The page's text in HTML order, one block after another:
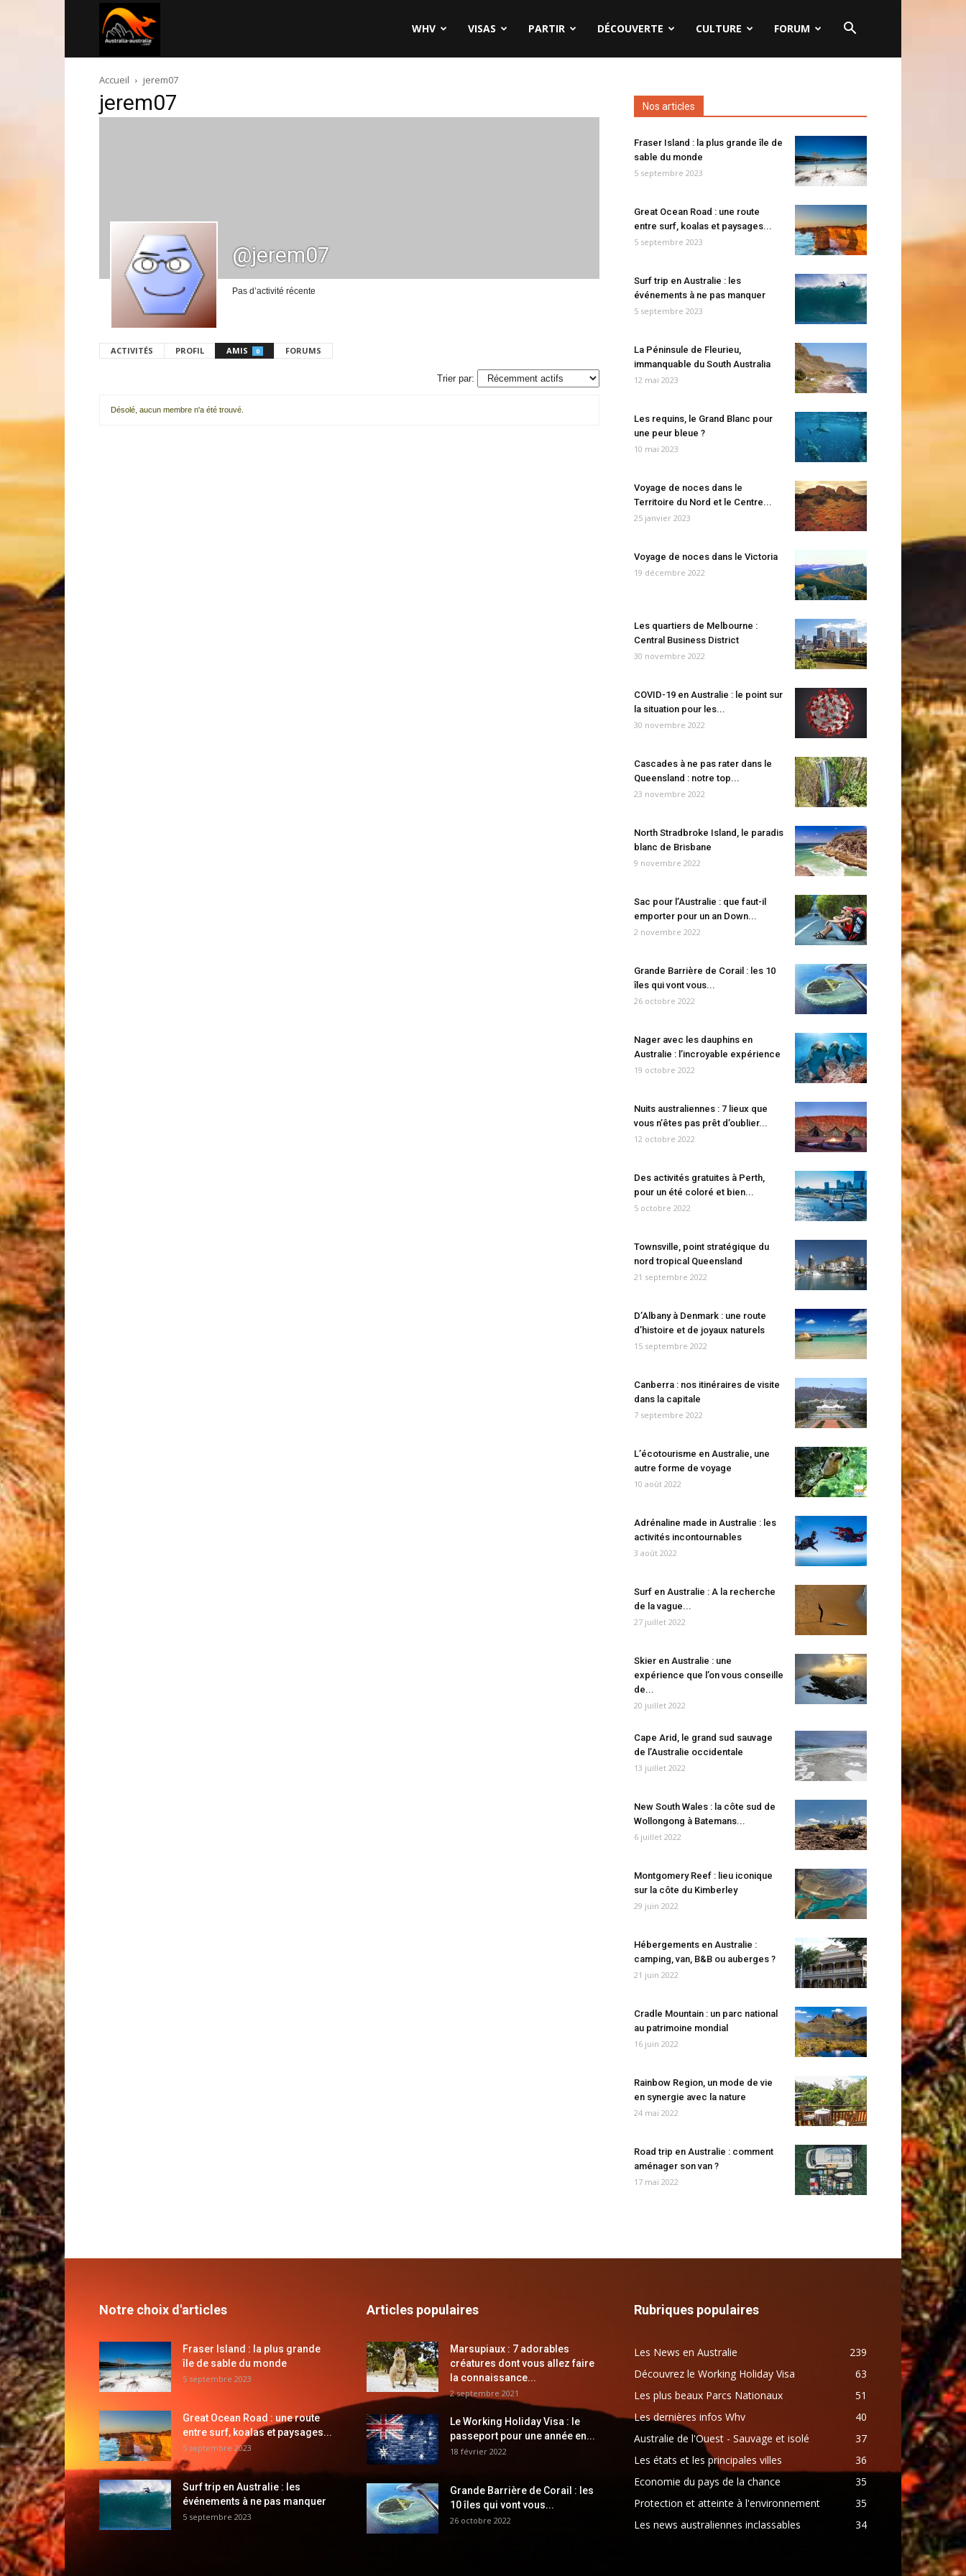
australie.com
WHV VISAS PARTIR DÉCOUVERTE CULTURE FORUM
Accueil jerem07
jerem07
@jerem07
Pas d’activité récente
ACTIVITÉS PROFIL AMIS 0 FORUMS
Trier par:
Désolé, aucun membre n'a été trouvé.
Nos articles
Fraser Island : la plus grande île de
sable du monde
5 septembre 2023
Great Ocean Road : une route
entre surf, koalas et paysages...
5 septembre 2023
Surf trip en Australie : les
événements à ne pas manquer
5 septembre 2023
La Péninsule de Fleurieu,
immanquable du South Australia
12 mai 2023
Les requins, le Grand Blanc pour
une peur bleue ?
10 mai 2023
Voyage de noces dans le
Territoire du Nord et le Centre...
25 janvier 2023
Voyage de noces dans le Victoria
19 décembre 2022
Les quartiers de Melbourne :
Central Business District
30 novembre 2022
COVID-19 en Australie : le point sur
la situation pour les...
30 novembre 2022
Cascades à ne pas rater dans le
Queensland : notre top...
23 novembre 2022
North Stradbroke Island, le paradis
blanc de Brisbane
9 novembre 2022
Sac pour l’Australie : que faut-il
emporter pour un an Down...
2 novembre 2022
Grande Barrière de Corail : les 10
îles qui vont vous...
26 octobre 2022
Nager avec les dauphins en
Australie : l’incroyable expérience
19 octobre 2022
Nuits australiennes : 7 lieux que
vous n’êtes pas prêt d’oublier...
12 octobre 2022
Des activités gratuites à Perth,
pour un été coloré et bien...
5 octobre 2022
Townsville, point stratégique du
nord tropical Queensland
21 septembre 2022
D’Albany à Denmark : une route
d’histoire et de joyaux naturels
15 septembre 2022
Canberra : nos itinéraires de visite
dans la capitale
7 septembre 2022
L’écotourisme en Australie, une
autre forme de voyage
10 août 2022
Adrénaline made in Australie : les
activités incontournables
3 août 2022
Surf en Australie : A la recherche
de la vague...
27 juillet 2022
Skier en Australie : une
expérience que l’on vous conseille
de...
20 juillet 2022
Cape Arid, le grand sud sauvage
de l’Australie occidentale
13 juillet 2022
New South Wales : la côte sud de
Wollongong à Batemans...
6 juillet 2022
Montgomery Reef : lieu iconique
sur la côte du Kimberley
29 juin 2022
Hébergements en Australie :
camping, van, B&B ou auberges ?
21 juin 2022
Cradle Mountain : un parc national
au patrimoine mondial
16 juin 2022
Rainbow Region, un mode de vie
en synergie avec la nature
24 mai 2022
Road trip en Australie : comment
aménager son van ?
17 mai 2022
Notre choix d'articles
Fraser Island : la plus grande
île de sable du monde
5 septembre 2023
Great Ocean Road : une route
entre surf, koalas et paysages...
5 septembre 2023
Surf trip en Australie : les
événements à ne pas manquer
5 septembre 2023
Articles populaires
Marsupiaux : 7 adorables
créatures dont vous allez faire
la connaissance...
2 septembre 2021
Le Working Holiday Visa : le
passeport pour une année en...
18 février 2022
Grande Barrière de Corail : les
10 îles qui vont vous...
26 octobre 2022
Rubriques populaires
Les News en Australie
239
Découvrez le Working Holiday Visa
63
Les plus beaux Parcs Nationaux
51
Les dernières infos Whv
40
Australie de l'Ouest - Sauvage et isolé
37
Les états et les principales villes
36
Economie du pays de la chance
35
Protection et atteinte à l'environnement
35
Les news australiennes inclassables
34